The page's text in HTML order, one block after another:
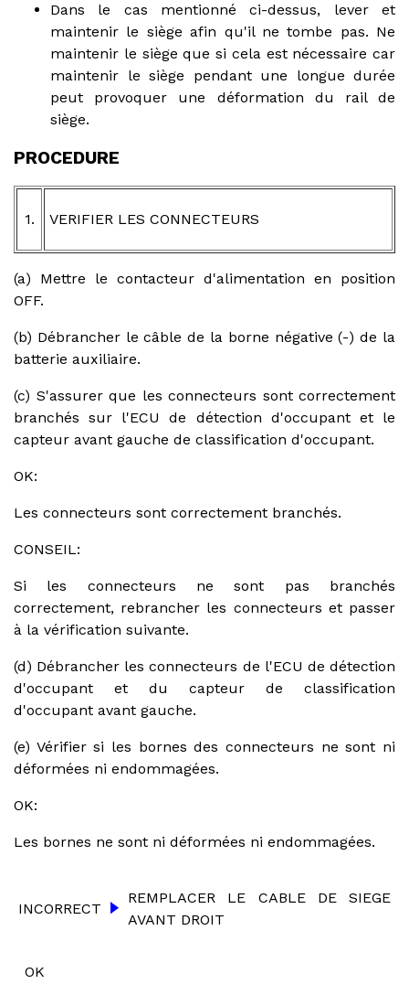
Dans le cas mentionné ci-dessus, lever et
maintenir le siège afin qu'il ne tombe pas. Ne
maintenir le siège que si cela est nécessaire car
maintenir le siège pendant une longue durée
peut provoquer une déformation du rail de
siège.
PROCEDURE
1. VERIFIER LES CONNECTEURS
(a) Mettre le contacteur d'alimentation en position
OFF.
(b) Débrancher le câble de la borne négative (-) de la
batterie auxiliaire.
(c) S'assurer que les connecteurs sont correctement
branchés sur l'ECU de détection d'occupant et le
capteur avant gauche de classification d'occupant.
OK:
Les connecteurs sont correctement branchés.
CONSEIL:
Si les connecteurs ne sont pas branchés
correctement, rebrancher les connecteurs et passer
à la vérification suivante.
(d) Débrancher les connecteurs de l'ECU de détection
d'occupant et du capteur de classification
d'occupant avant gauche.
(e) Vérifier si les bornes des connecteurs ne sont ni
déformées ni endommagées.
OK:
Les bornes ne sont ni déformées ni endommagées.
INCORRECT
REMPLACER LE CABLE DE SIEGE
AVANT DROIT
OK